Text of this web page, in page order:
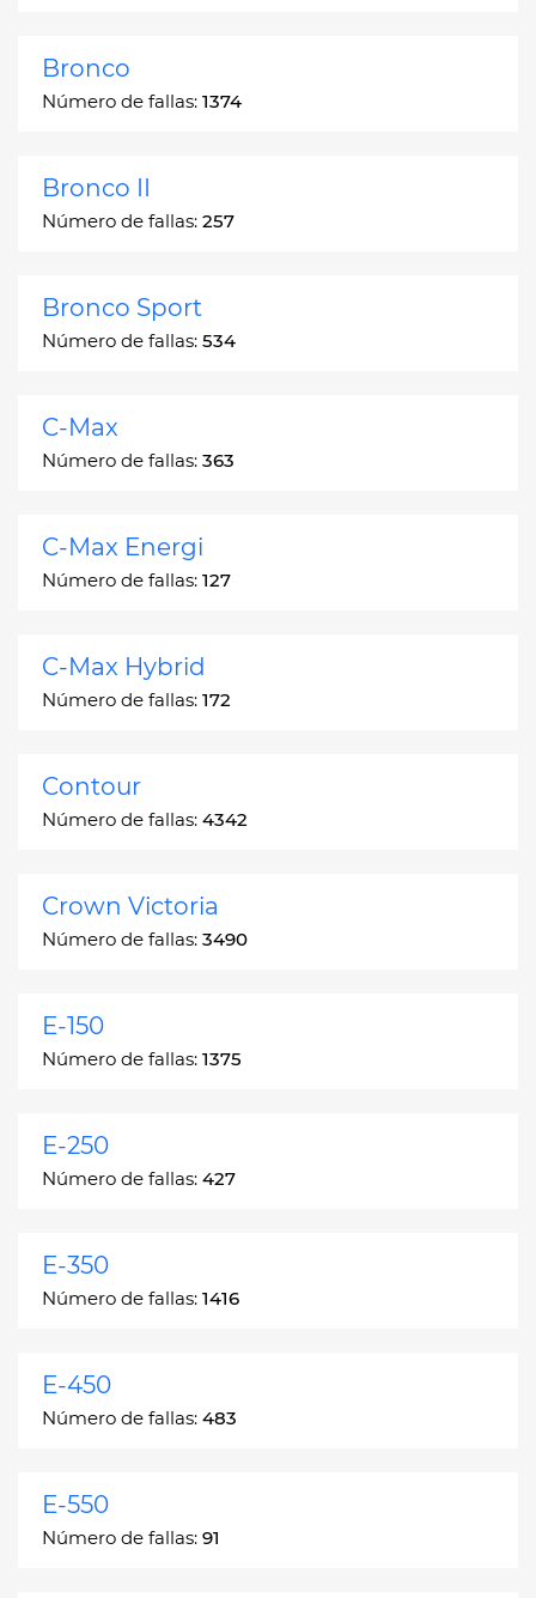
Bronco
Número de fallas: 1374
Bronco II
Número de fallas: 257
Bronco Sport
Número de fallas: 534
C-Max
Número de fallas: 363
C-Max Energi
Número de fallas: 127
C-Max Hybrid
Número de fallas: 172
Contour
Número de fallas: 4342
Crown Victoria
Número de fallas: 3490
E-150
Número de fallas: 1375
E-250
Número de fallas: 427
E-350
Número de fallas: 1416
E-450
Número de fallas: 483
E-550
Número de fallas: 91